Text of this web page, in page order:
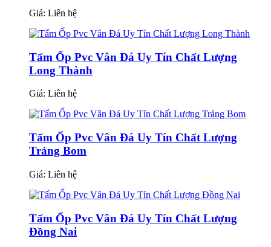
Giá: Liên hệ
Tấm Ốp Pvc Vân Đá Uy Tín Chất Lượng
Long Thành
Giá: Liên hệ
Tấm Ốp Pvc Vân Đá Uy Tín Chất Lượng
Trảng Bom
Giá: Liên hệ
Tấm Ốp Pvc Vân Đá Uy Tín Chất Lượng
Đồng Nai